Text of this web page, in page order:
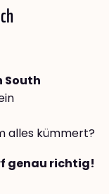
South
alles kümmert?
genau richtig!